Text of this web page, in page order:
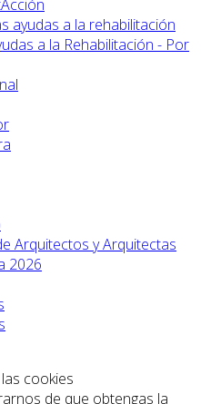
ayudas a la rehabilitación
a la Rehabilitación - Por
Arquitectos y Arquitectas
2026
cookies
de que obtengas la